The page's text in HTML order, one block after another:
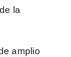
la
amplio